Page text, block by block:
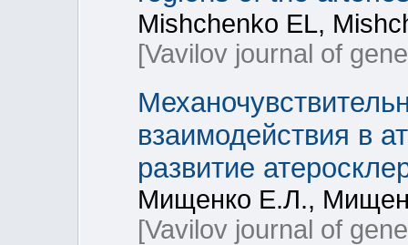
Mishchenko EL,
[Vavilov journal of
взаимодействия в
развитие
Мищенко Е.Л.,
[Vavilov journal of